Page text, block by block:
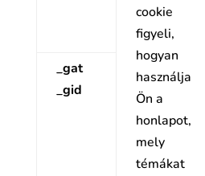
cookie
figyeli,
hogyan
használja
Ön a
honlapot,
mely
témákat
_gat
_gid